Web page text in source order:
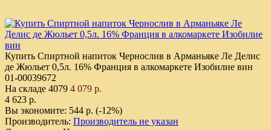
Купить Спиртной напиток Чернослив в Арманьяке Ле Делис
де Жюльет 0,5л. 16% Франция в алкомаркете Изобилие вин
01-00039672
На складе 4079 4 079 р.
4 623 р.
Вы экономите: 544 р. (-12%)
Производитель: Производитель не указан